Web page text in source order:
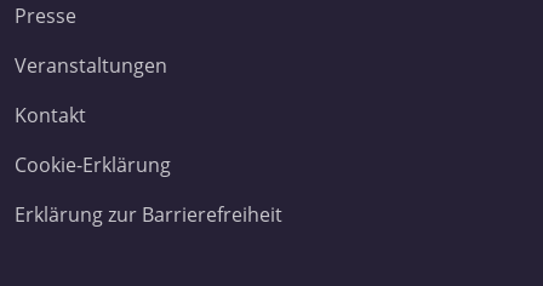
Presse
Veranstaltungen
Kontakt
Cookie-Erklärung
Erklärung zur Barrierefreiheit